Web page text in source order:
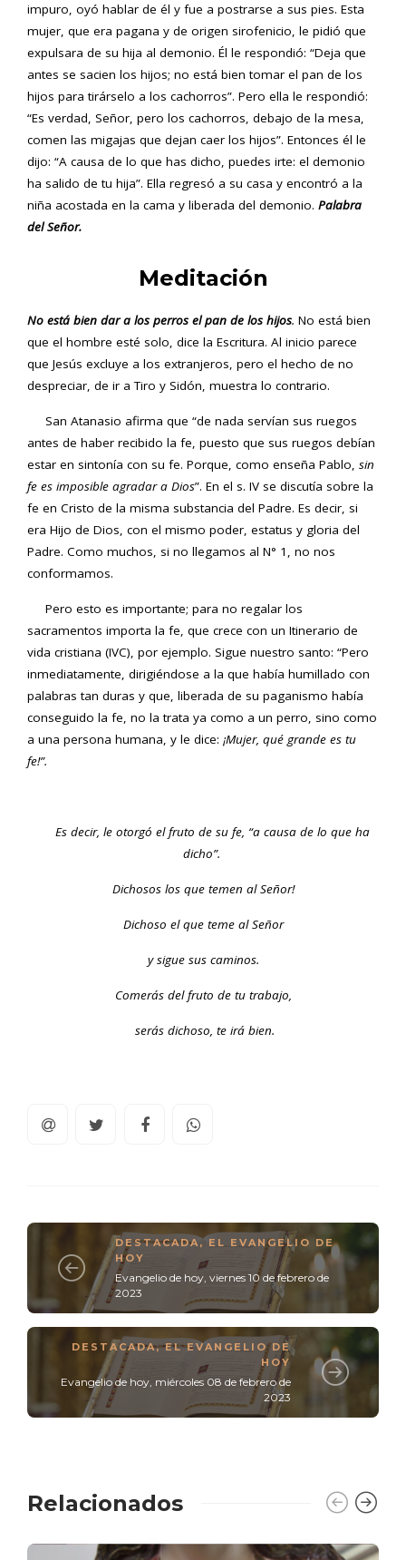
impuro, oyó hablar de él y fue a postrarse a sus pies. Esta
mujer, que era pagana y de origen sirofenicio, le pidió que
expulsara de su hija al demonio. Él le respondió: “Deja que
antes se sacien los hijos; no está bien tomar el pan de los
hijos para tirárselo a los cachorros”. Pero ella le respondió:
“Es verdad, Señor, pero los cachorros, debajo de la mesa,
comen las migajas que dejan caer los hijos”. Entonces él le
dijo: “A causa de lo que has dicho, puedes irte: el demonio
ha salido de tu hija”. Ella regresó a su casa y encontró a la
niña acostada en la cama y liberada del demonio. Palabra
del Señor.
Meditación
No está bien dar a los perros el pan de los hijos. No está bien
que el hombre esté solo, dice la Escritura. Al inicio parece
que Jesús excluye a los extranjeros, pero el hecho de no
despreciar, de ir a Tiro y Sidón, muestra lo contrario.
San Atanasio afirma que “de nada servían sus ruegos
antes de haber recibido la fe, puesto que sus ruegos debían
estar en sintonía con su fe. Porque, como enseña Pablo, sin
fe es imposible agradar a Dios”. En el s. IV se discutía sobre la
fe en Cristo de la misma substancia del Padre. Es decir, si
era Hijo de Dios, con el mismo poder, estatus y gloria del
Padre. Como muchos, si no llegamos al N° 1, no nos
conformamos.
Pero esto es importante; para no regalar los
sacramentos importa la fe, que crece con un Itinerario de
vida cristiana (IVC), por ejemplo. Sigue nuestro santo: “Pero
inmediatamente, dirigiéndose a la que había humillado con
palabras tan duras y que, liberada de su paganismo había
conseguido la fe, no la trata ya como a un perro, sino como
a una persona humana, y le dice: ¡Mujer, qué grande es tu
fe!”.
Es decir, le otorgó el fruto de su fe, “a causa de lo que ha
dicho”.
Dichosos los que temen al Señor!
Dichoso el que teme al Señor
y sigue sus caminos.
Comerás del fruto de tu trabajo,
serás dichoso, te irá bien.
DESTACADA , EL EVANGELIO DE
HOY
Evangelio de hoy, viernes 10 de febrero de
2023
DESTACADA,EL EVANGELIO DE
HOY
Evangelio de hoy, miércoles 08 de febrero de
2023
Relacionados